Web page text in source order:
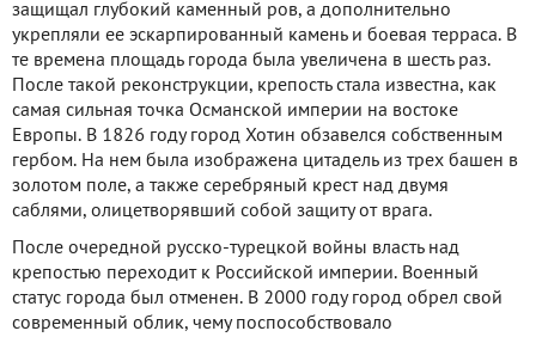
защищал глубокий каменный ров, а дополнительно
укрепляли ее эскарпированный камень и боевая терраса. В
те времена площадь города была увеличена в шесть раз.
После такой реконструкции, крепость стала известна, как
самая сильная точка Османской империи на востоке
Европы. В 1826 году город Хотин обзавелся собственным
гербом. На нем была изображена цитадель из трех башен в
золотом поле, а также серебряный крест над двумя
саблями, олицетворявший собой защиту от врага.
После очередной русско-турецкой войны власть над
крепостью переходит к Российской империи. Военный
статус города был отменен. В 2000 году город обрел свой
современный облик, чему поспособствовало